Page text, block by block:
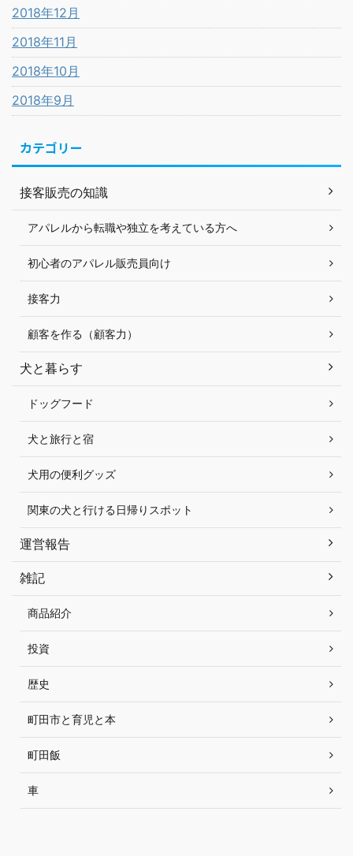
2018年12月
2018年11月
2018年10月
2018年9月
カテゴリー
接客販売の知識
アパレルから転職や独立を考えている方へ
初心者のアパレル販売員向け
接客力
顧客を作る（顧客力）
犬と暮らす
ドッグフード
犬と旅行と宿
犬用の便利グッズ
関東の犬と行ける日帰りスポット
運営報告
雑記
商品紹介
投資
歴史
町田市と育児と本
町田飯
車